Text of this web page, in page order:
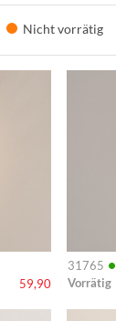
Nicht vorrätig
59,90
31765 •
Vorrätig
Info
Info